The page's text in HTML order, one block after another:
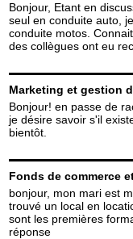
Bonjour, Etant en
seul en conduite auto,
conduite motos.
des collègues ont eu
Marketing et gestion
Bonjour! en passe de
je désire savoir s'il
bientôt.
Fonds de commerce
bonjour, mon mari est
trouvé un local en
sont les premières
réponse